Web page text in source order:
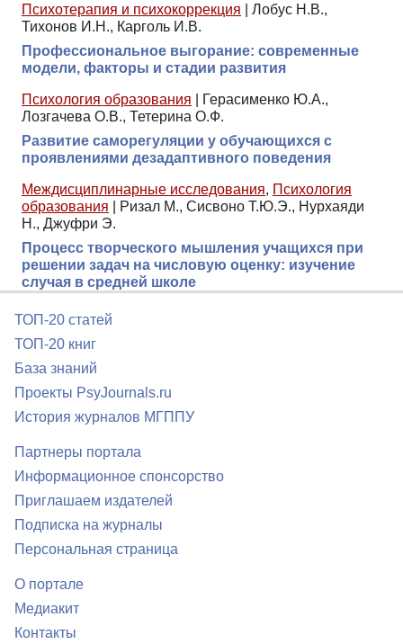
Психотерапия и психокоррекция
Лобус Н.В.,
Тихонов И.Н., Карголь И.В.
Профессиональное выгорание: современные
модели, факторы и стадии развития
Психология образования
Герасименко Ю.А.,
Лозгачева О.В., Тетерина О.Ф.
Развитие саморегуляции у обучающихся с
проявлениями дезадаптивного поведения
Междисциплинарные исследования, Психология
образования
Ризал М., Сисвоно Т.Ю.Э., Нурхаяди
Н., Джуфри Э.
Процесс творческого мышления учащихся при
решении задач на числовую оценку: изучение
случая в средней школе
ТОП-20 статей
ТОП-20 книг
База знаний
Проекты PsyJournals.ru
История журналов МГППУ
Партнеры портала
Информационное спонсорство
Приглашаем издателей
Подписка на журналы
Персональная страница
О портале
Медиакит
Контакты